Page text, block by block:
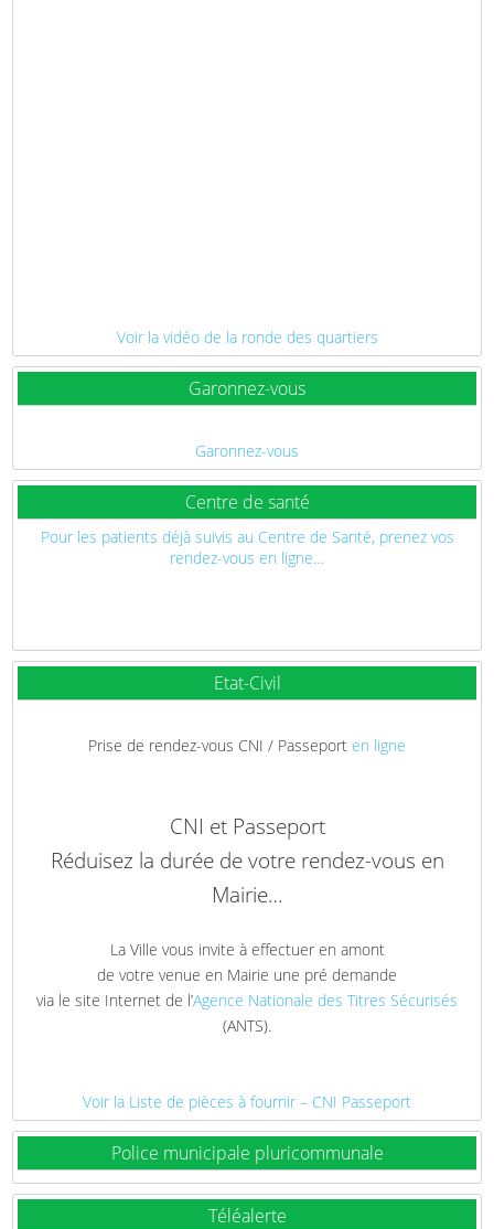
Voir la vidéo de la ronde des quartiers
Garonnez-vous
Garonnez-vous
Centre de santé
Pour les patients déjà suivis au Centre de Santé, prenez vos
rendez-vous en ligne…
Etat-Civil
Prise de rendez-vous CNI / Passeport en ligne
CNI et Passeport
Réduisez la durée de votre rendez-vous en
Mairie…
La Ville vous invite à effectuer en amont
de votre venue en Mairie une pré demande
via le site Internet de l’Agence Nationale des Titres Sécurisés
(ANTS).
Voir la Liste de pièces à fournir – CNI Passeport
Police municipale pluricommunale
Téléalerte